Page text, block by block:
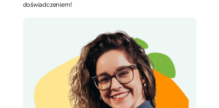
doświadczeniem!